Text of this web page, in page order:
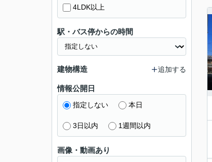
4LDK以上
駅・バス停からの時間
建物構造 追加する
情報公開日
指定しない 本日
3日以内 1週間以内
画像・動画あり